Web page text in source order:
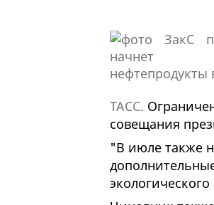
ТАСС.
совещания
"В июле также